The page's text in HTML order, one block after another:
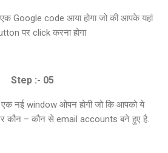
Google code आया होगा जो की आपके यहां
पर click करना होगा
Step :- 05
नई window ओपन होगी जो कि आपको ये
कौन – कौन से email accounts बने हुए है.